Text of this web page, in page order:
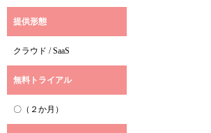
提供形態
クラウド / SaaS
無料トライアル
〇（２か月）